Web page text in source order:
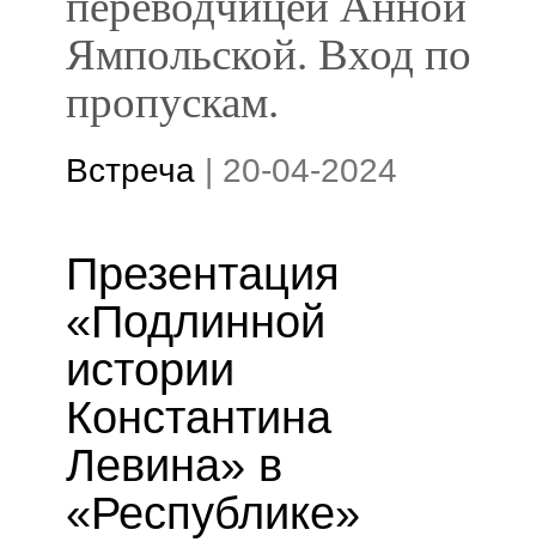
Ямпольской. Вход по
пропускам.
Встреча | 20-04-2024
Презентация
«Подлинной
истории
Константина
Левина» в
«Республике»